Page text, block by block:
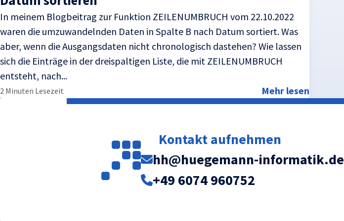
In meinem Blogbeitrag zur Funktion ZEILENUMBRUCH vom 22.10.2022
waren die umzuwandelnden Daten in Spalte B nach Datum sortiert. Was
aber, wenn die Ausgangsdaten nicht chronologisch dastehen? Wie lassen
sich die Einträge in der dreispaltigen Liste, die mit ZEILENUMBRUCH
entsteht, nach...
2 Minuten Lesezeit Mehr lesen
Kontakt aufnehmen
hh@huegemann-informatik.de
+49 6074 960752